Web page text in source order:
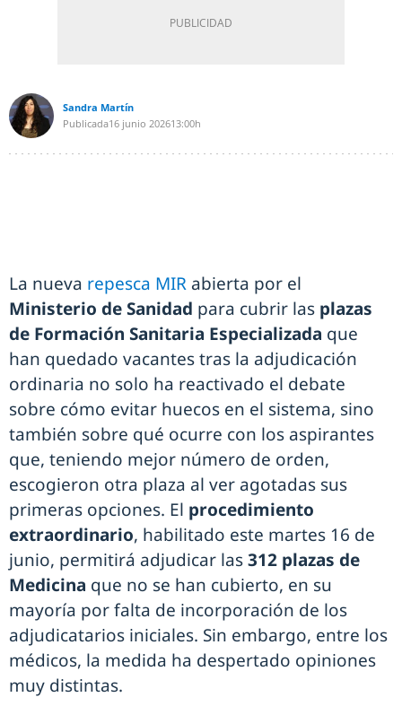
Sandra Martín
Publicada16 junio 202613:00h
La nueva repesca MIR abierta por el
Ministerio de Sanidad para cubrir las plazas
de Formación Sanitaria Especializada que
han quedado vacantes tras la adjudicación
ordinaria no solo ha reactivado el debate
sobre cómo evitar huecos en el sistema, sino
también sobre qué ocurre con los aspirantes
que, teniendo mejor número de orden,
escogieron otra plaza al ver agotadas sus
primeras opciones. El procedimiento
extraordinario, habilitado este martes 16 de
junio, permitirá adjudicar las312 plazas de
Medicina que no se han cubierto, en su
mayoría por falta de incorporación de los
adjudicatarios iniciales. Sin embargo, entre los
médicos, la medida ha despertado opiniones
muy distintas.